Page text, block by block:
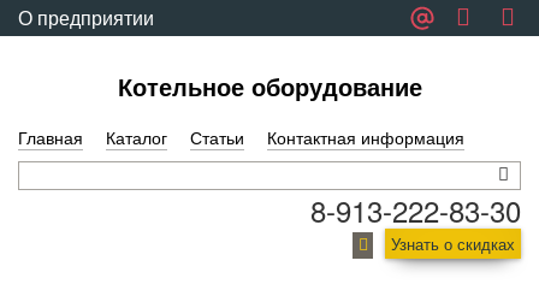
О предприятии
Котельное оборудование
Главная Каталог Статьи Контактная информация
8-913-222-83-30
Узнать о скидках